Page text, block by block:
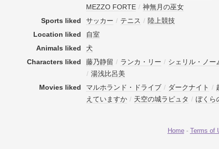
MEZZO FORTE / 神無月の巫女
Sports liked
サッカー / テニス / 陸上競技
Location liked
自室
Animals liked
犬
Characters liked
藤乃静留 / ランカ・リー / シェリル・ノー
/ 湯浅比呂美
Movies liked
マルホランド・ドライブ / ダークナイト /
えていますか / 天空の城ラピュタ / ぼくら
Home- Terms of